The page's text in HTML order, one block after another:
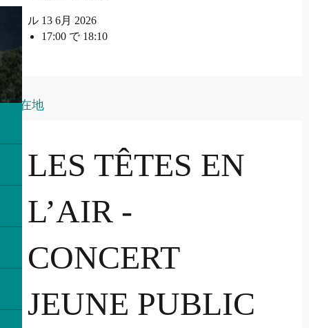
ル 13 6月 2026
17:00 で 18:10
所在地
LES TÊTES EN
L’AIR -
CONCERT
JEUNE PUBLIC